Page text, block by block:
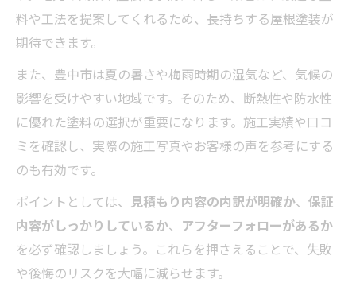
豊中市で多い屋根塗装の課題を徹底解説
屋根塗装選びで直面しやすい地域特性とは
豊中市の環境に合う屋根塗装の対応策
屋根材ごとの塗装トラブル回避ポイント
住まいに合った屋根塗装の選定基準
地域の実情に合う屋根塗装とは何か
屋根塗装で周囲の住宅と調和させる方法
地域の気候風土に合わせた屋根塗装の選択
近隣環境を考慮した屋根塗装のポイント
料や工法を提案してくれるため、長持ちする屋根塗装が
期待できます。
また、豊中市は夏の暑さや梅雨時期の湿気など、気候の
影響を受けやすい地域です。そのため、断熱性や防水性
に優れた塗料の選択が重要になります。施工実績や口コ
ミを確認し、実際の施工写真やお客様の声を参考にする
のも有効です。
ポイントとしては、
見積もり内容の内訳が明確か、 保証
内容がしっかりしているか、 アフターフォローがあるか
を必ず確認しましょう。これらを押さえることで、失敗
や後悔のリスクを大幅に減らせます。